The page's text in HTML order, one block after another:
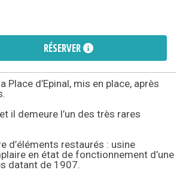
RÉSERVER
d’Epinal, mis en place, après
il demeure l’un des très rares
d’éléments restaurés : usine
en état de fonctionnement d’une
datant de 1907.